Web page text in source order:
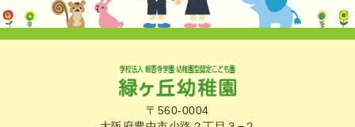
〒560-0004